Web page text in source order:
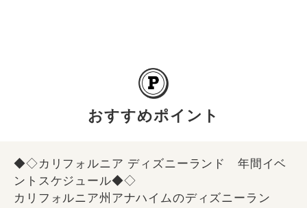
おすすめポイント
◆◇カリフォルニア ディズニーランド 年間イベ
ントスケジュール◆◇
カリフォルニア州アナハイムのディズニーラン